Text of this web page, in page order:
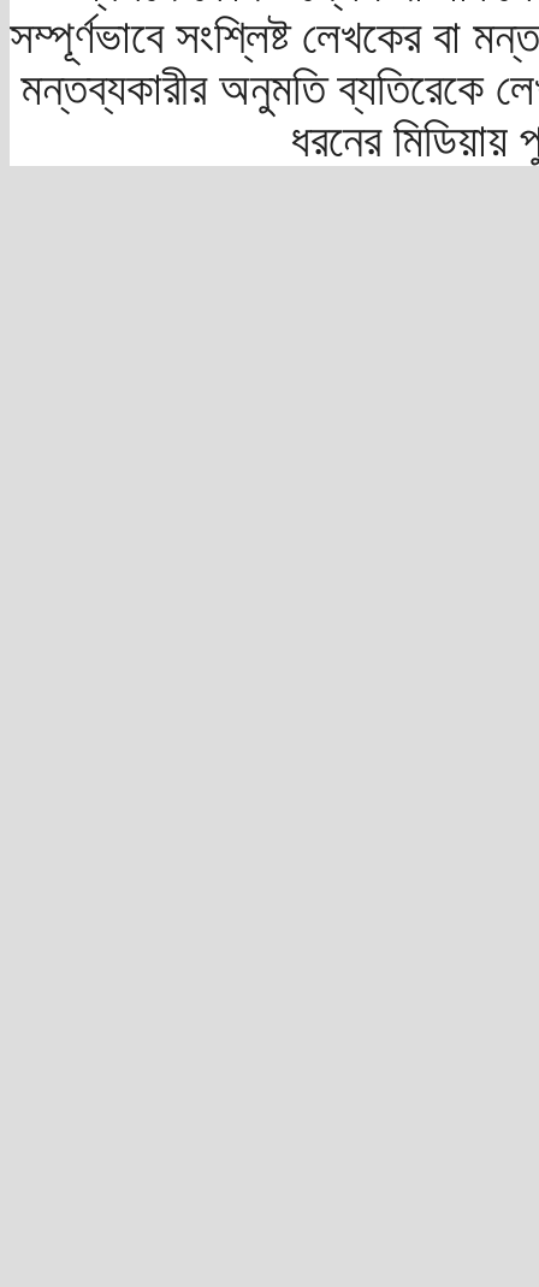
সম্পূর্ণভাবে সংশ্লিষ্ট লেখকের বা
মন্তব্যকারীর অনুমতি ব্যতিরেকে
ধরনের মিডিয়ায়